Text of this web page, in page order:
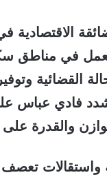
الاقتصادية
في مناطق
القضائية
فادي عباس
والقدرة
واستقالات تعصف